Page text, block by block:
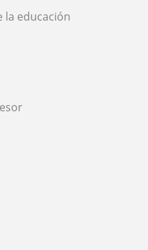
la educación